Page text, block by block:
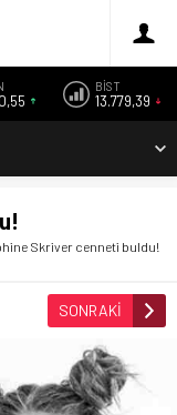
BİST
13.779,39
Skriver cenneti buldu!
SONRAKİ